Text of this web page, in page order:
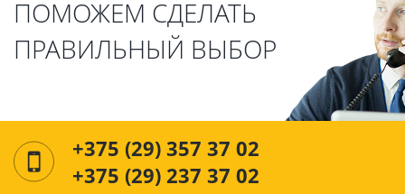
ПОМОЖЕМ СДЕЛАТЬ
ПРАВИЛЬНЫЙ ВЫБОР
+375 (29) 357 37 02
+375 (29) 237 37 02